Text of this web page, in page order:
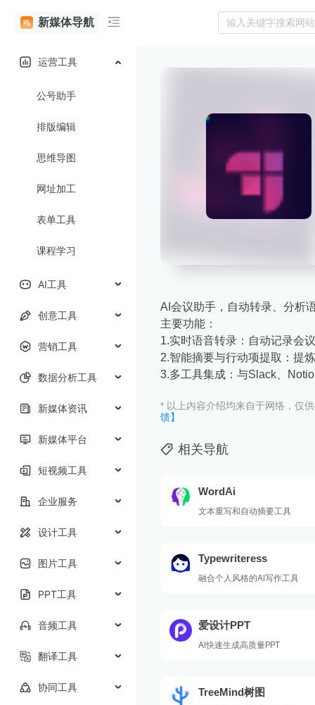
新媒体导航
运营工具
公号助手
排版编辑
思维导图
网址加工
表单工具
课程学习
AI工具
创意工具
营销工具
数据分析工具
新媒体资讯
新媒体平台
短视频工具
企业服务
设计工具
图片工具
PPT工具
音频工具
翻译工具
协同工具
AI会议助手，自动转录、分析
主要功能：
1.​实时语音转录：自动记录会
2.​智能摘要与行动项提取：提
3.​多工具集成：与Slack、
* 以上内容介绍均来自于网络，仅
馈】
相关导航
WordAi
文本重写和自动摘要工具
Typewriteress
融合个人风格的AI写作工具
爱设计PPT
AI快速生成高质量PPT
TreeMind树图